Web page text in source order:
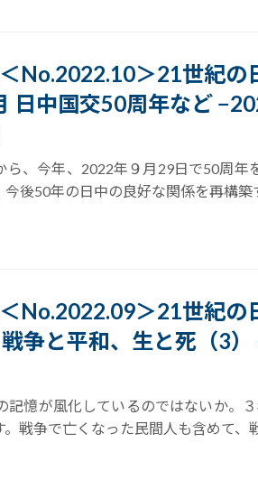
No.2022.10＞21世紀の
日中国交50周年など
ら、今年、2022年９月29日で50周
今後50年の日中の良好な関係を再構
No.2022.09＞21世紀の
争と平和、生と死（3
記憶が風化しているのではないか。
。戦争で亡くなった民間人も含めて